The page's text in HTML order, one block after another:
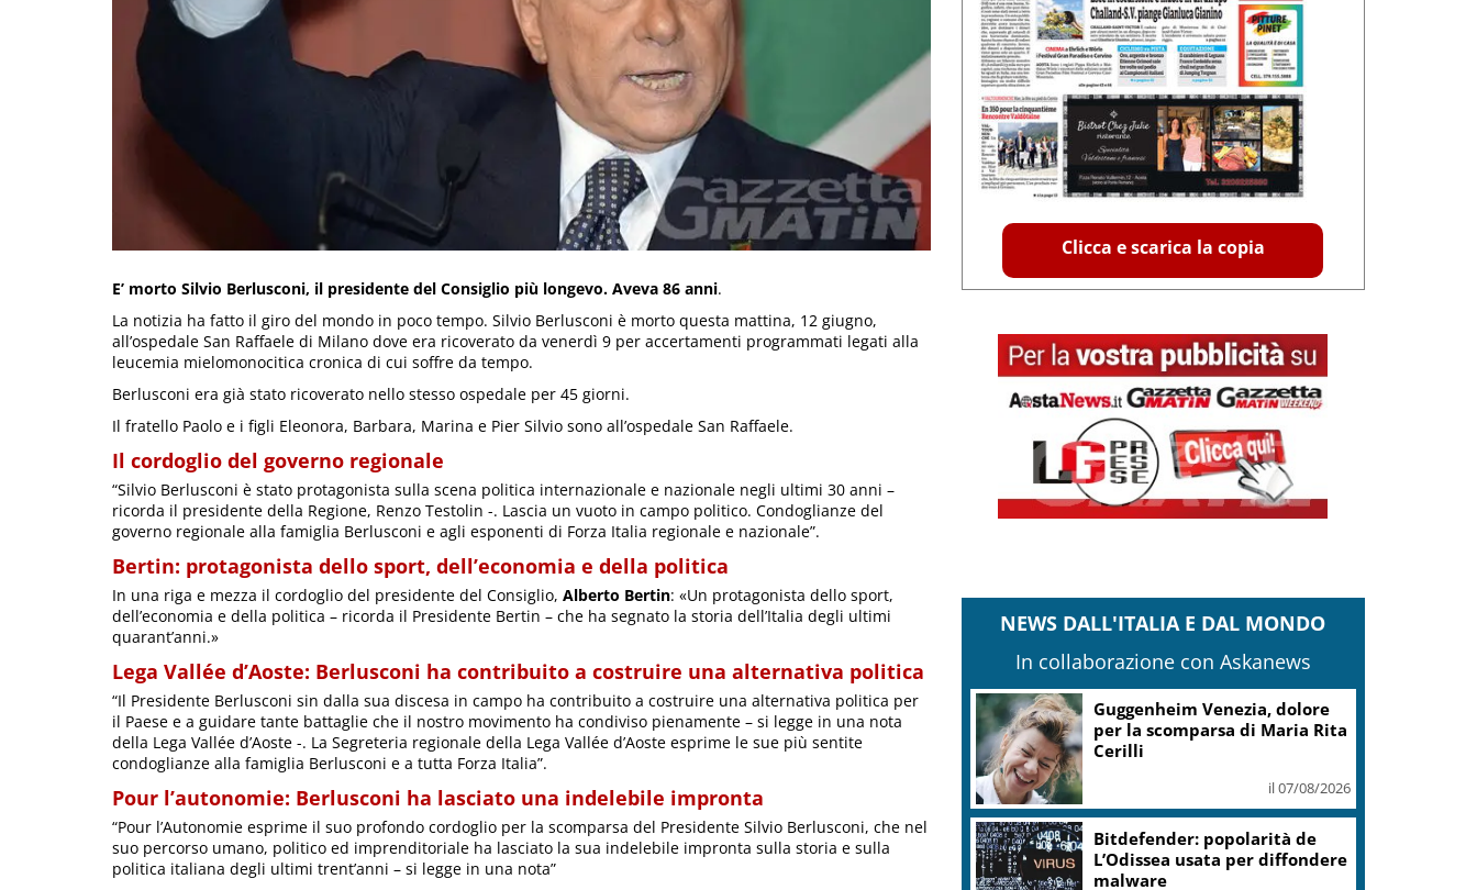
E’ morto Silvio Berlusconi, il presidente del Consiglio più longevo. Aveva 86 anni.
La notizia ha fatto il giro del mondo in poco tempo. Silvio Berlusconi è morto questa mattina, 12 giugno,
all’ospedale San Raffaele di Milano dove era ricoverato da venerdì 9 per accertamenti programmati legati alla
leucemia mielomonocitica cronica di cui soffre da tempo.
Berlusconi era già stato ricoverato nello stesso ospedale per 45 giorni.
Il fratello Paolo e i figli Eleonora, Barbara, Marina e Pier Silvio sono all’ospedale San Raffaele.
Il cordoglio del governo regionale
“Silvio Berlusconi è stato protagonista sulla scena politica internazionale e nazionale negli ultimi 30 anni –
ricorda il presidente della Regione, Renzo Testolin -. Lascia un vuoto in campo politico. Condoglianze del
governo regionale alla famiglia Berlusconi e agli esponenti di Forza Italia regionale e nazionale”.
Bertin: protagonista dello sport, dell’economia e della politica
In una riga e mezza il cordoglio del presidente del Consiglio, Alberto Bertin: «Un protagonista dello sport,
dell’economia e della politica – ricorda il Presidente Bertin – che ha segnato la storia dell’Italia degli ultimi
quarant’anni.»
Lega Vallée d’Aoste: Berlusconi ha contribuito a costruire una alternativa politica
“Il Presidente Berlusconi sin dalla sua discesa in campo ha contribuito a costruire una alternativa politica per
il Paese e a guidare tante battaglie che il nostro movimento ha condiviso pienamente – si legge in una nota
della Lega Vallée d’Aoste -. La Segreteria regionale della Lega Vallée d’Aoste esprime le sue più sentite
condoglianze alla famiglia Berlusconi e a tutta Forza Italia”.
Pour l’autonomie: Berlusconi ha lasciato una indelebile impronta
“Pour l’Autonomie esprime il suo profondo cordoglio per la scomparsa del Presidente Silvio Berlusconi, che nel
suo percorso umano, politico ed imprenditoriale ha lasciato la sua indelebile impronta sulla storia e sulla
politica italiana degli ultimi trent’anni – si legge in una nota”
Clicca e scarica la copia
NEWS DALL'ITALIA E DAL MONDO
In collaborazione con Askanews
Guggenheim Venezia, dolore
per la scomparsa di Maria Rita
Cerilli
il 07/08/2026
Bitdefender: popolarità de
L’Odissea usata per diffondere
malware